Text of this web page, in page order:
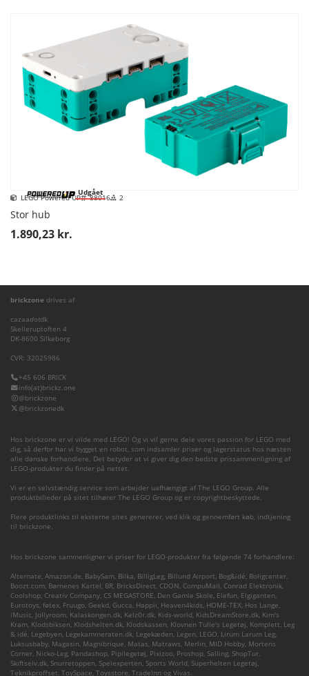
Udgået
LEGO Powered UP 88016 2
Stor hub
1.890,23 kr.
brickzone drives af
cazaadotdk
Skelleruptoften 4
DK-8600 Silkeborg
CVR: 32025986
+45 606 BRICK
info(at)brickz.one
@brickzone
@brickzonedk
Hos brickzone er vi vilde med LEGO! Og vi vil gerne dele vores passion for LEGO med
dig, så derfor har vi bygget en robot, som indsamler priser og lagerstatus hos næsten
alle danske forhandlere. Det betyder at vi giver dig den bedste prissammenligning af
LEGO-produkter du finder på nettet.
Vi er en selvstændig service som arbejder uafhængigt af The LEGO Group. Alle
produktbilleder på sitet tilhører The LEGO Group og er copyrightbeskyttede.
Flere produktlinks til eksterne sites genererer, ved klik og gennemført køb, indtjening
til brickzone.
Hos brickzone sammenligner vi priser for LEGO-produkter fra følgende 74 forhandlere:
Alternate, Amazon.de, BabySam, Bilka, BilligLeg, Billund Airport, Bog&idé, Boligcenter,
Boozt.com, Børnenes Kartel, BR, BricksDirect, CDON, CompuMail, Conrad Elektronik,
Coolshop, Creativ Company, CS MEGASTORE, Den Gamle Skole, Elefun, Elgiganten,
Eurotoys, føtex, Fruugo, Geekd, Gucca, Happii, Heaven4kids, HOME-TEX, Hos Lange,
iMusic, Jollyroom, Kalaskongen.dk, Kelz0r.dk, Kids-world, KidsDreamStore.dk, Kim's
Kram, Klodsbiksen, Klodshelten.dk, Klodskassen, Klovnen Tulle's Legetøj, Komplett, Leg
& idé, Legebyen, Legekammeraten.dk, Legekæden, Legen, LEGO, Lirum Larum Leg,
Luksusbaby, Magasin, Magnibrique, Matas, Matraws, Merlin, MID Hobby, Mortens
Corner, Nicko-Leg, Pandashop, Pipilegetøj, Pixizoo, Proshop, Salling, ShopTur,
Skiftselv.dk, Snurretoppen, Spelexperten, Sports World, Superhelten Legetøj,
Teknikproffset, ToySpace, Toysstore, TradeInn og Vivas.